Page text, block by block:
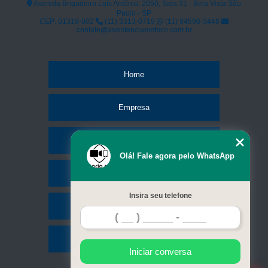
conserto face id iphone x Vila Madalena
Avenida Brigadeiro Luís Antônio, 2050, Sala 31 - Bela Vista São
Paulo - SP
CEP: 01318-002
(11) 3313-0719
(11) 94596-3446
contato@assistenciaemfoco.com.br
Home
Empresa
Contato
Mapa do site
Olá! Fale agora pelo WhatsApp
Insira seu telefone
Iniciar conversa